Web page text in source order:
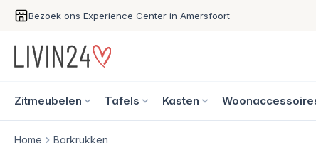
Bezoek ons Experience Center in Amersfoort
Zitmeubelen Tafels Kasten
Home Barkrukken